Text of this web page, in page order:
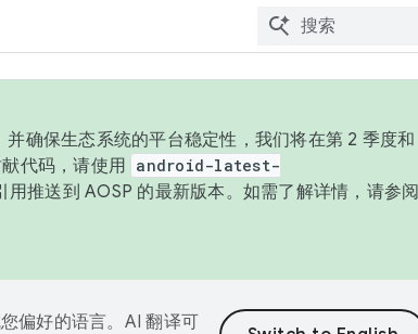
确保生态系统的平台稳定性，我们将在第 2 季度和
代码，请使用 android-latest-
用推送到 AOSP 的最新版本。如需了解详情，请参阅
偏好的语言。AI 翻译可